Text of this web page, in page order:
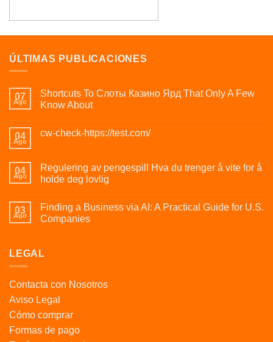
ÚLTIMAS PUBLICACIONES
07
Ago
Shortcuts To Слоты Казино Ярд That Only A Few
Know About
04
Ago
cw-check-https://test.com/
04
Ago
Regulering av pengespill Hva du trenger å vite for å
holde deg lovlig
03
Ago
Finding a Business via AI: A Practical Guide for U.S.
Companies
LEGAL
Contacta con Nosotros
Aviso Legal
Cómo comprar
Formas de pago